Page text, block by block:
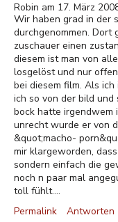
Robin am 17. März
Wir haben grad in der
durchgenommen. Dort
zuschauer einen
diesem ist man von
losgelöst und nur
bei diesem film. Als
ich so von der bild
bock hatte irgendwem
unrecht wurde er von
&quot;macho-
mir klargeworden,
sondern einfach die
noch n paar mal
toll fühlt....
Permalink
Antworten